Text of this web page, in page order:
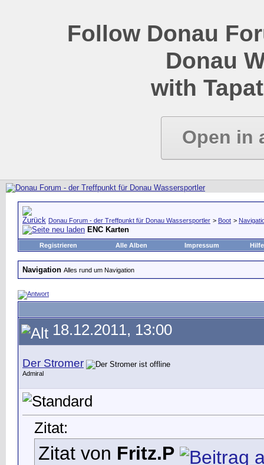
Follow Donau
Donau
with
Open in
Donau Forum - der Treffpunkt für Donau Wassersportler > Boot >
ENC Karten
Registrieren Alle Alben Impressum Hilfe
Navigation Alles rund um Navigation
18.12.2011, 13:00
Der Stromer
Admiral
Zitat:
Zitat von Fritz.P